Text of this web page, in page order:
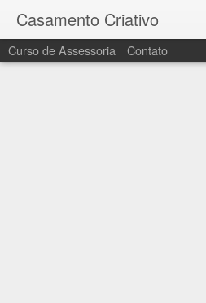
Casamento Criativo
Curso de Assessoria Contato